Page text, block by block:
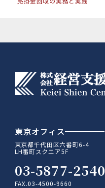
東京オフィス
東京都千代田区六番町6-4
LH番町スクエア5F
03-5877-2540
FAX.03-4500-9660